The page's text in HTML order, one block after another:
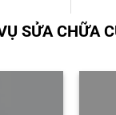
SỬA CHỮA